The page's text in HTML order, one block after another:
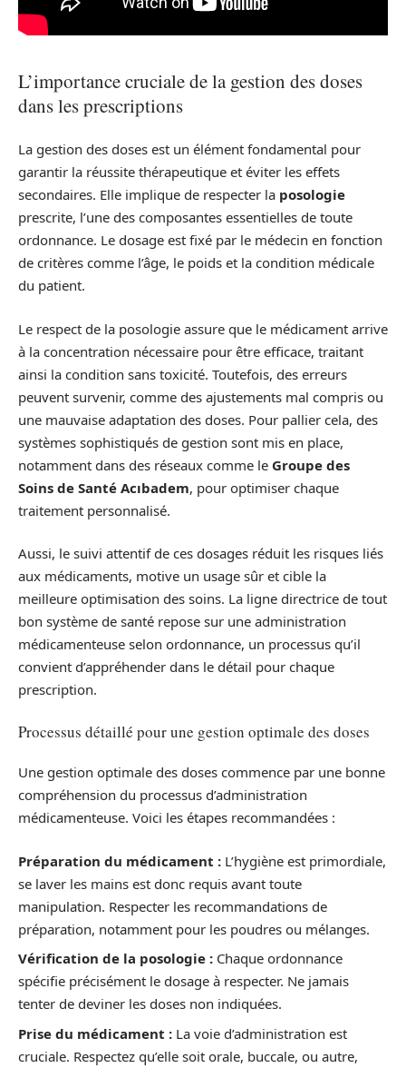
L’importance cruciale de la gestion des doses
dans les prescriptions
La gestion des doses est un élément fondamental pour
garantir la réussite thérapeutique et éviter les effets
secondaires. Elle implique de respecter la posologie
prescrite, l’une des composantes essentielles de toute
ordonnance. Le dosage est fixé par le médecin en fonction
de critères comme l’âge, le poids et la condition médicale
du patient.
Le respect de la posologie assure que le médicament arrive
à la concentration nécessaire pour être efficace, traitant
ainsi la condition sans toxicité. Toutefois, des erreurs
peuvent survenir, comme des ajustements mal compris ou
une mauvaise adaptation des doses. Pour pallier cela, des
systèmes sophistiqués de gestion sont mis en place,
notamment dans des réseaux comme le Groupe des
Soins de Santé Acıbadem, pour optimiser chaque
traitement personnalisé.
Aussi, le suivi attentif de ces dosages réduit les risques liés
aux médicaments, motive un usage sûr et cible la
meilleure optimisation des soins. La ligne directrice de tout
bon système de santé repose sur une administration
médicamenteuse selon ordonnance, un processus qu’il
convient d’appréhender dans le détail pour chaque
prescription.
Processus détaillé pour une gestion optimale des doses
Une gestion optimale des doses commence par une bonne
compréhension du processus d’administration
médicamenteuse. Voici les étapes recommandées :
Préparation du médicament : L’hygiène est primordiale,
se laver les mains est donc requis avant toute
manipulation. Respecter les recommandations de
préparation, notamment pour les poudres ou mélanges.
Vérification de la posologie : Chaque ordonnance
spécifie précisément le dosage à respecter. Ne jamais
tenter de deviner les doses non indiquées.
Prise du médicament : La voie d’administration est
cruciale. Respectez qu’elle soit orale, buccale, ou autre,